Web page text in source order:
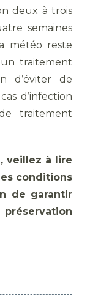
deux à trois
semaines
météo reste
traitement
d’éviter de
d’infection
traitement
veillez à lire
conditions
de garantir